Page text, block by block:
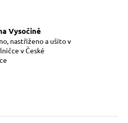
Vysočině
nastřiženo a ušito v
v České